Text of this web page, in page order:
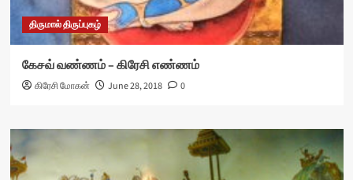
திருமால் திருப்புகழ்
கேசவ் வண்ணம் – கிரேசி எண்ணம்
கிரேசி மோகன் June 28, 2018 0